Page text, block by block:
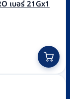
เบอร์ 21Gx1